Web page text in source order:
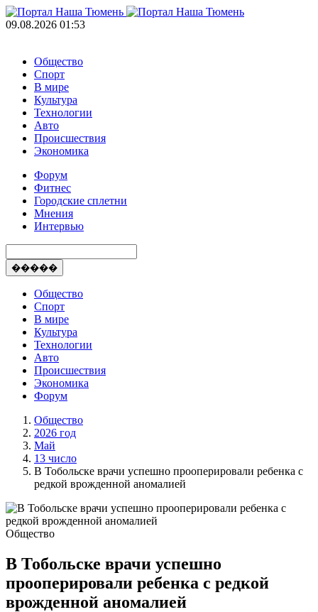
09.08.2026 01:53
Общество
Спорт
В мире
Культура
Технологии
Авто
Происшествия
Экономика
Форум
Фитнес
Городские сплетни
Мнения
Интервью
�����
Общество
Спорт
В мире
Культура
Технологии
Авто
Происшествия
Экономика
Форум
Общество
2026 год
Май
13 число
В Тобольске врачи успешно прооперировали ребенка с
редкой врожденной аномалией
Общество
В Тобольске врачи успешно
прооперировали ребенка с редкой
врожденной аномалией